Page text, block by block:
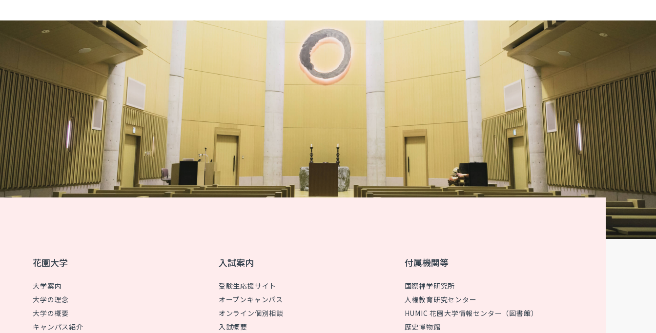
花園大学
大学案内
大学の理念
大学の概要
キャンパス紹介
入試案内
受験生応援サイト
オープンキャンパス
オンライン個別相談
入試概要
付属機関等
国際禅学研究所
人権教育研究センター
HUMIC 花園大学情報センター（図書館）
歴史博物館